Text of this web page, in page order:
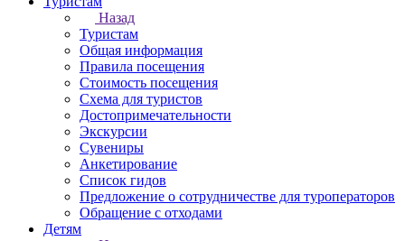
Назад
Туристам
Общая информация
Правила посещения
Стоимость посещения
Схема для туристов
Достопримечательности
Экскурсии
Сувениры
Анкетирование
Список гидов
Предложение о сотрудничестве для туроператоров
Обращение с отходами
Детям